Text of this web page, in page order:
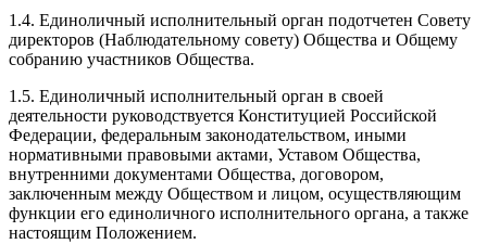
1.4. Единоличный исполнительный орган подотчетен Совету
директоров (Наблюдательному совету) Общества и Общему
собранию участников Общества.
1.5. Единоличный исполнительный орган в своей
деятельности руководствуется Конституцией Российской
Федерации, федеральным законодательством, иными
нормативными правовыми актами, Уставом Общества,
внутренними документами Общества, договором,
заключенным между Обществом и лицом, осуществляющим
функции его единоличного исполнительного органа, а также
настоящим Положением.